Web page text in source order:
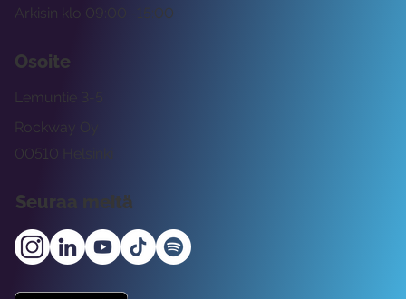
Arkisin klo 09:00 -15:00
Osoite
Rockway Oy
Lemuntie 3-5
00510 Helsinki
Seuraa meitä